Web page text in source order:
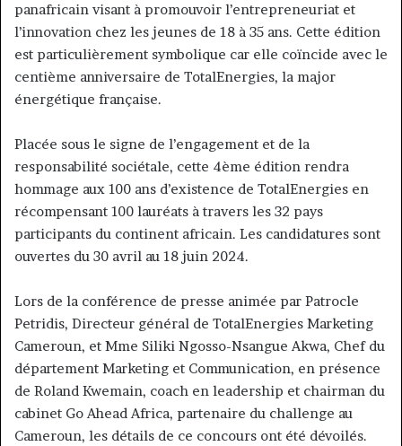
panafricain visant à promouvoir l’entrepreneuriat et
l’innovation chez les jeunes de 18 à 35 ans. Cette édition
est particulièrement symbolique car elle coïncide avec le
centième anniversaire de TotalEnergies, la major
énergétique française.
Placée sous le signe de l’engagement et de la
responsabilité sociétale, cette 4ème édition rendra
hommage aux 100 ans d’existence de TotalEnergies en
récompensant 100 lauréats à travers les 32 pays
participants du continent africain. Les candidatures sont
ouvertes du 30 avril au 18 juin 2024.
Lors de la conférence de presse animée par Patrocle
Petridis, Directeur général de TotalEnergies Marketing
Cameroun, et Mme Siliki Ngosso-Nsangue Akwa, Chef du
département Marketing et Communication, en présence
de Roland Kwemain, coach en leadership et chairman du
cabinet Go Ahead Africa, partenaire du challenge au
Cameroun, les détails de ce concours ont été dévoilés.